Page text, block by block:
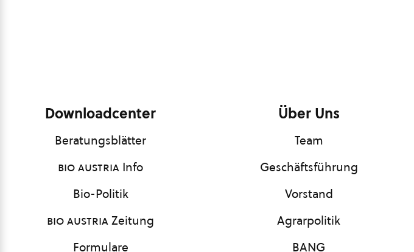
Downloadcenter
Beratungsblätter
bio austria Info
Bio-Politik
bio austriaZeitung
Formulare
Über Uns
Team
Geschäftsführung
Vorstand
Agrarpolitik
BANG